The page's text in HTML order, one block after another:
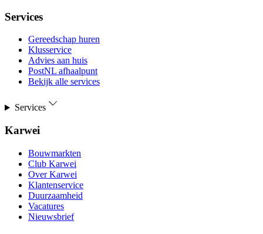
Services
Gereedschap huren
Klusservice
Advies aan huis
PostNL afhaalpunt
Bekijk alle services
Services
Karwei
Bouwmarkten
Club Karwei
Over Karwei
Klantenservice
Duurzaamheid
Vacatures
Nieuwsbrief